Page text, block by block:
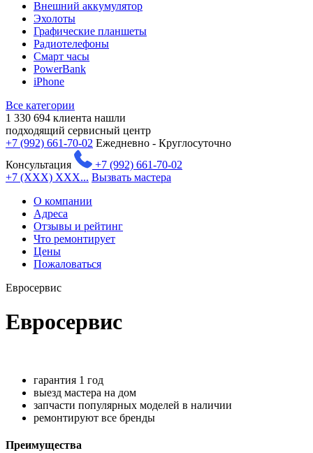
Внешний аккумулятор
Эхолоты
Графические планшеты
Радиотелефоны
Смарт часы
PowerBank
iPhone
Все категории
1 330 694 клиента нашли
подходящий сервисный центр
+7 (992) 661-70-02 Ежедневно - Круглосуточно
Консультация
+7 (992) 661-70-02
+7 (XXX) XXX... Вызвать мастера
О компании
Адреса
Отзывы и рейтинг
Что ремонтирует
Цены
Пожаловаться
Евросервис
Евросервис
гарантия 1 год
выезд мастера на дом
запчасти популярных моделей в наличии
ремонтируют все бренды
Преимущества